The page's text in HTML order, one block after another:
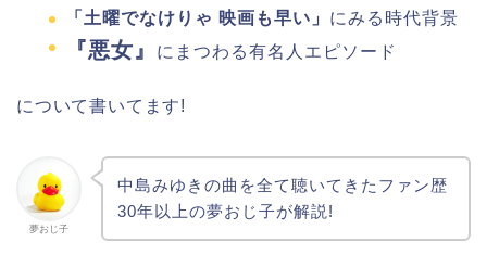
「土曜でなけりゃ 映画も早い」 にみる時代背景
『悪女』 にまつわる有名人エピソード
について書いてます!
夢おじ子
中島みゆきの曲を全て聴いてきたファン歴
30年以上の夢おじ子が解説!